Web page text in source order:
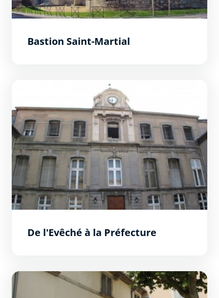
Bastion Saint-Martial
De l&#039;Evêché à la Préfecture
De l'Evêché à la Préfecture
Collège des Jésuites